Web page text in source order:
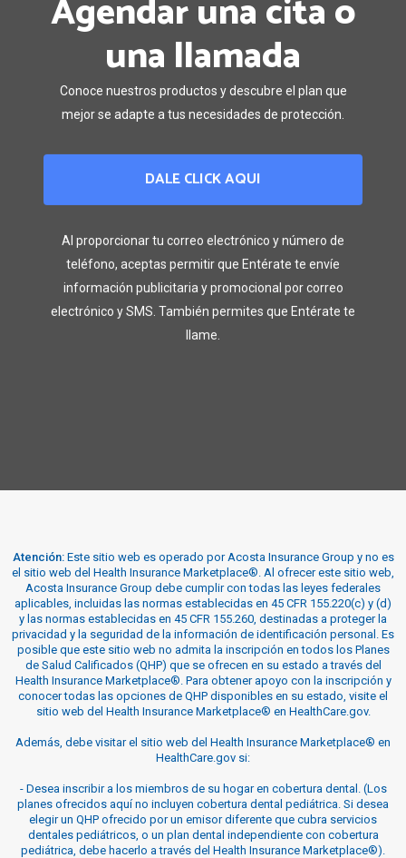
Agendar una cita o
una llamada
Conoce nuestros productos y descubre el plan que
mejor se adapte a tus necesidades de protección.
DALE CLICK AQUI
Al proporcionar tu correo electrónico y número de
teléfono, aceptas permitir que Entérate te envíe
información publicitaria y promocional por correo
electrónico y SMS. También permites que Entérate te
llame.
Atención:Este sitio web es operado por Acosta Insurance Group y no es
el sitio web del Health Insurance Marketplace®. Al ofrecer este sitio web,
Acosta Insurance Group debe cumplir con todas las leyes federales
aplicables, incluidas las normas establecidas en 45 CFR 155.220(c) y (d)
y las normas establecidas en 45 CFR 155.260, destinadas a proteger la
privacidad y la seguridad de la información de identificación personal. Es
posible que este sitio web no admita la inscripción en todos los Planes
de Salud Calificados (QHP) que se ofrecen en su estado a través del
Health Insurance Marketplace®. Para obtener apoyo con la inscripción y
conocer todas las opciones de QHP disponibles en su estado, visite el
sitio web del Health Insurance Marketplace® en HealthCare.gov.
Además, debe visitar el sitio web del Health Insurance Marketplace® en
HealthCare.gov si:
-Desea inscribir a los miembros de su hogar en cobertura dental. (Los
planes ofrecidos aquí no incluyen cobertura dental pediátrica. Si desea
elegir un QHP ofrecido por un emisor diferente que cubra servicios
dentales pediátricos, o un plan dental independiente con cobertura
pediátrica, debe hacerlo a través del Health Insurance Marketplace®).